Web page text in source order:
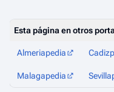
Esta página en otros
Almeriapedia
Malagapedia